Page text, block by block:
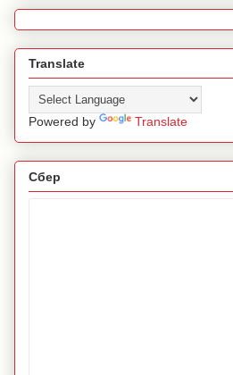
Translate
Powered by Translate
Сбер